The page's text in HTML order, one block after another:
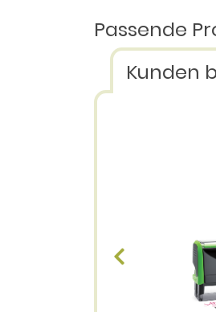
Passende
Kunden